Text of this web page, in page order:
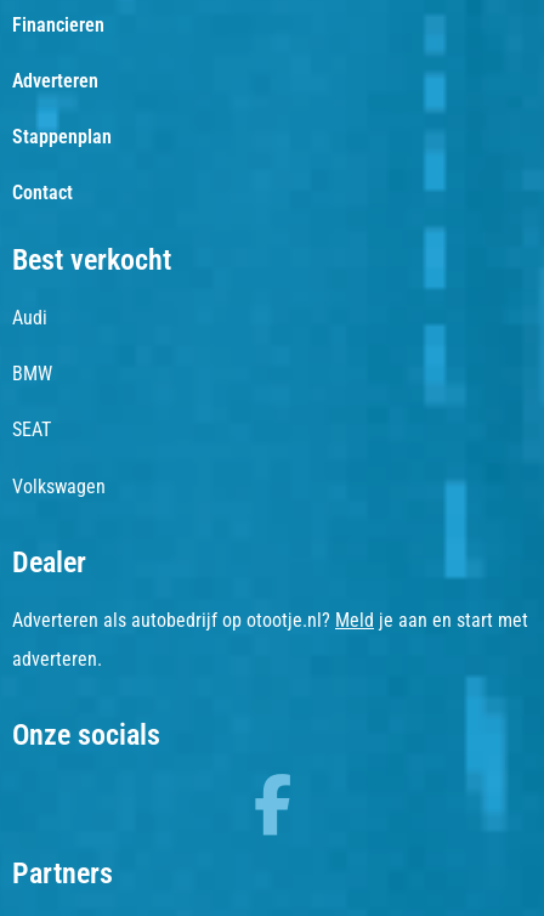
Financieren
Adverteren
Stappenplan
Contact
Best verkocht
Audi
BMW
SEAT
Volkswagen
Dealer
Adverteren als autobedrijf op otootje.nl? Meld je aan en start met
adverteren.
Onze socials
Partners